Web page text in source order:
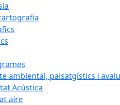
ambiental, paisatgístics i
Acústica
aire